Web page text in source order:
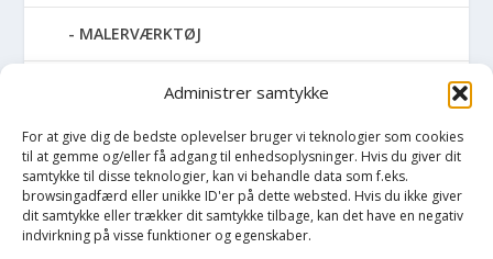
Administrer samtykke
For at give dig de bedste oplevelser bruger vi teknologier som cookies
til at gemme og/eller få adgang til enhedsoplysninger. Hvis du giver dit
samtykke til disse teknologier, kan vi behandle data som f.eks.
browsingadfærd eller unikke ID'er på dette websted. Hvis du ikke giver
dit samtykke eller trækker dit samtykke tilbage, kan det have en negativ
indvirkning på visse funktioner og egenskaber.
MALERVÆRKTØJ
RENGØRING
SPRAYMALING
TAPET & FILT
UDENDØRS MALING